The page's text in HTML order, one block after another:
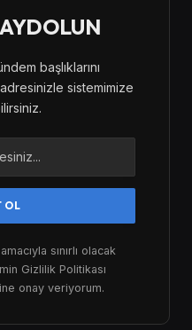
başlıklarını
sistemimize
sınırlı olacak
Gizlilik Politikası
onay veriyorum.